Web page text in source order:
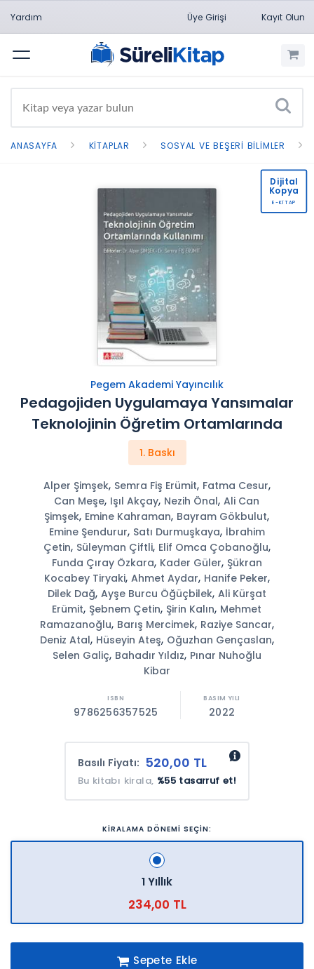
Yardım Üye Girişi Kayıt Olun
Menü
ANASAYFA KITAPLAR SOSYAL VE BEŞERI BILIMLER
Pegem Akademi Yayıncılık
Pedagojiden Uygulamaya Yansımalar
Teknolojinin Öğretim Ortamlarında
1. Baskı
Alper Şimşek, Semra Fiş Erümit, Fatma Cesur,
Can Meşe, Işıl Akçay, Nezih Önal,Ali Can
Şimşek, Emine Kahraman, Bayram Gökbulut,
Emine Şendurur, Satı Durmuşkaya, İbrahim
Çetin, Süleyman Çiftli, Elif Omca Çobanoğlu,
Funda Çıray Özkara, Kader Güler, Şükran
Kocabey Tiryaki, Ahmet Aydar, Hanife Peker,
Dilek Dağ, Ayşe Burcu Öğüçbilek, Ali Kürşat
Erümit, Şebnem Çetin, Şirin Kalın, Mehmet
Ramazanoğlu, Barış Mercimek, Raziye Sancar,
Deniz Atal, Hüseyin Ateş, Oğuzhan Gençaslan,
Selen Galiç, Bahadır Yıldız, Pınar Nuhoğlu
Kibar
9786256357525 2022
Basılı Fiyatı: 520,00 TL
Bu kitabı kirala, %55 tasarruf et!
KİRALAMA DÖNEMİ SEÇİN:
1 Yıllık
234,00 TL
Sepete Ekle
Dijital
Kopya
E-KİTAP